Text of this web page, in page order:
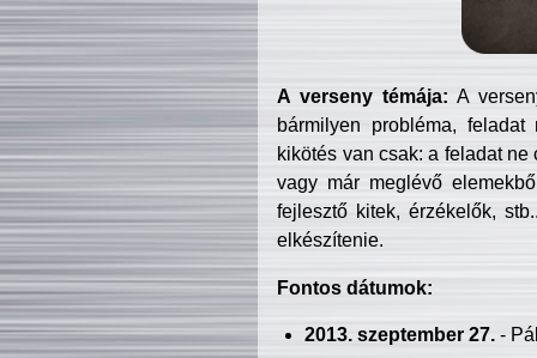
A verseny témája: A
bármilyen probléma, feladat
kikötés van csak: a feladat
vagy már meglévő
fejlesztő kitek, érzékelők,
elkészítenie.
Fontos dátumok:
2013. szeptember 27.-